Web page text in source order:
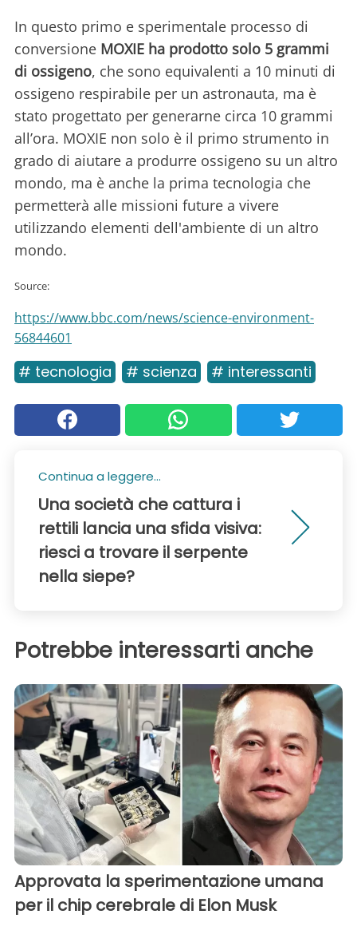
In questo primo e sperimentale processo di
conversione MOXIE ha prodotto solo 5 grammi
di ossigeno, che sono equivalenti a 10 minuti di
ossigeno respirabile per un astronauta, ma è
stato progettato per generarne circa 10 grammi
all’ora. MOXIE non solo è il primo strumento in
grado di aiutare a produrre ossigeno su un altro
mondo, ma è anche la prima tecnologia che
permetterà alle missioni future a vivere
utilizzando elementi dell'ambiente di un altro
mondo.
Source:
https://www.bbc.com/news/science-environment-
56844601
# tecnologia # scienza # interessanti
Continua a leggere...
Una società che cattura i
rettili lancia una sfida visiva:
riesci a trovare il serpente
nella siepe?
Potrebbe interessarti anche
Approvata la sperimentazione umana
per il chip cerebrale di Elon Musk